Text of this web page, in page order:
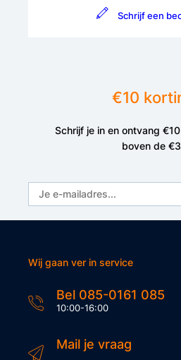
Schrijf een
€10
Schrijf je in en ontvang
boven de
Wij gaan ver in service
Bel 085-0161 085
10:00-16:00
Mail je vraag